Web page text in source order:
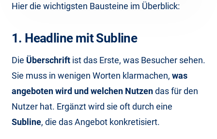
Hier die wichtigsten Bausteine im Überblick:
1. Headline mit Subline
Die Überschrift ist das Erste, was Besucher sehen.
Sie muss in wenigen Worten klarmachen, was
angeboten wird und welchen Nutzendas für den
Nutzer hat. Ergänzt wird sie oft durch eine
Subline, die das Angebot konkretisiert.